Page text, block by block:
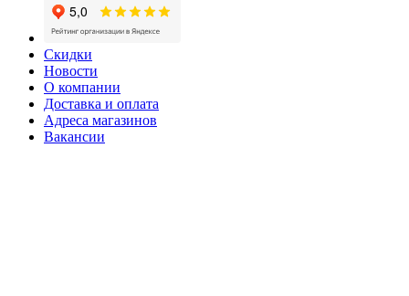
Скидки
Новости
О компании
Доставка и оплата
Адреса магазинов
Вакансии